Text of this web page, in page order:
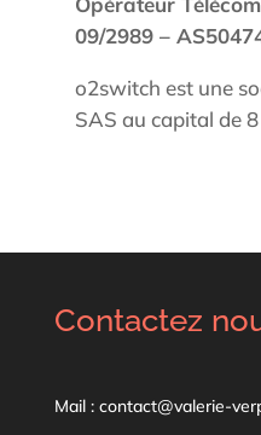
09/2989 –
o2switch est une
SAS au capital de
Contactez
Mail : contact@valerie-